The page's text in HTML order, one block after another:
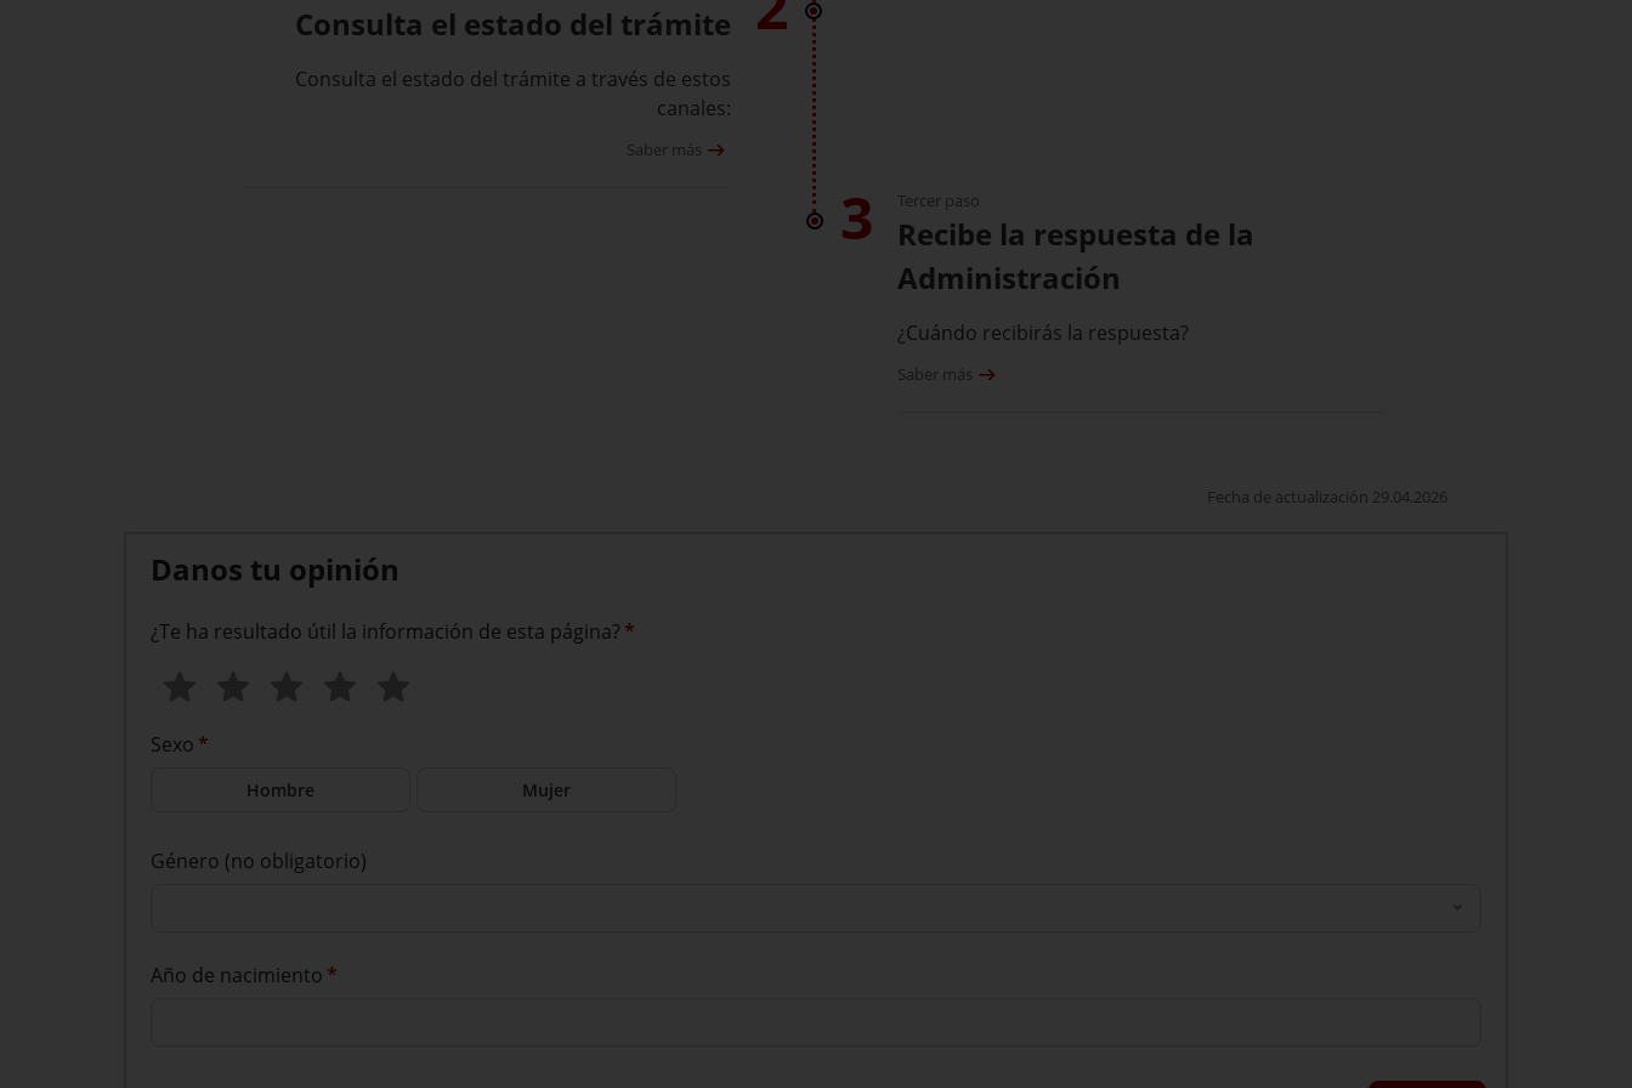
Consulta el estado del trámite
Consulta el estado del trámite a través de estos
canales:
Saber más
3 Tercer paso
Recibe la respuesta de la
Administración
¿Cuándo recibirás la respuesta?
Saber más
Fecha de actualización 29.04.2026
Danos tu opinión
¿Te ha resultado útil la información de esta página? *
Sexo *
Hombre Mujer
Género (no obligatorio)
Año de nacimiento *